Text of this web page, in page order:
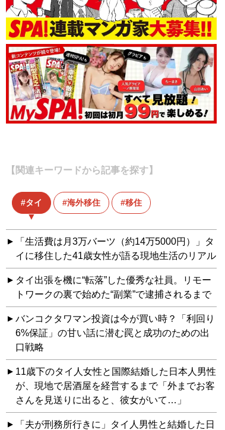
【関連キーワードから記事を探す】
タイ 海外移住 移住
「生活費は月3万バーツ（約14万5000円）」タ
イに移住した41歳女性が語る現地生活のリアル
タイ出張を機に“転落”した優秀な社員。リモー
トワークの裏で始めた“副業”で逮捕されるまで
バンコクタワマン投資は今が買い時？「利回り
6%保証」の甘い話に潜む罠と成功のための出
口戦略
11歳下のタイ人女性と国際結婚した日本人男性
が、現地で居酒屋を経営するまで「外までお客
さんを見送りに出ると、彼女がいて…」
「夫が刑務所行きに」タイ人男性と結婚した日